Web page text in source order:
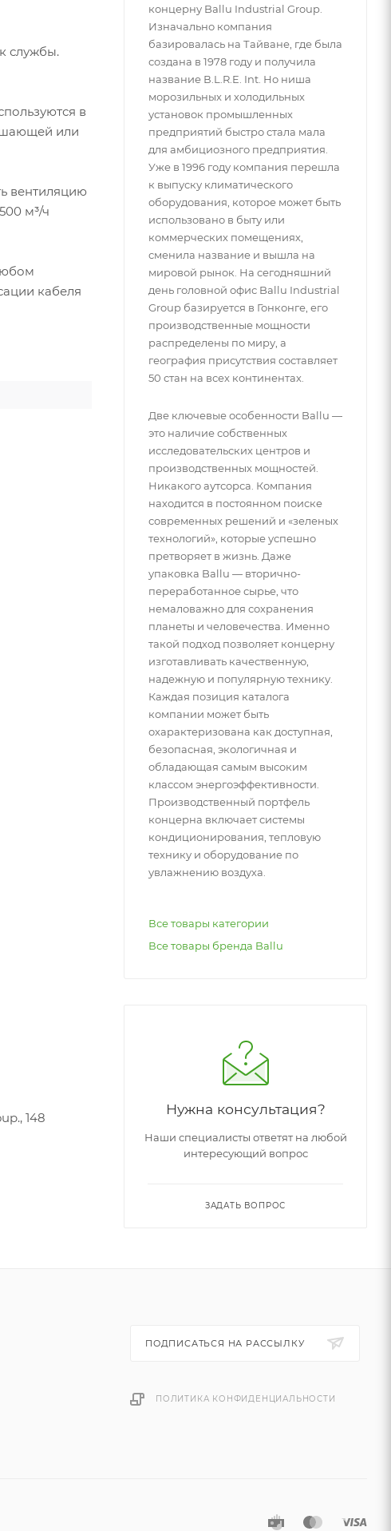
службы.
в
или
вентиляцию
м³/ч
кабеля
148
концерну Ballu Industrial Group.
Изначально компания
базировалась на Тайване, где была
создана в 1978 году и получила
название В.L.R.E. Int. Но ниша
морозильных и холодильных
установок промышленных
предприятий быстро стала мала
для амбициозного предприятия.
Уже в 1996 году компания перешла
к выпуску климатического
оборудования, которое может быть
использовано в быту или
коммерческих помещениях,
сменила название и вышла на
мировой рынок. На сегодняшний
день головной офис Ballu Industrial
Group базируется в Гонконге, его
производственные мощности
распределены по миру, а
география присутствия составляет
50 стан на всех континентах.
Две ключевые особенности Ballu —
это наличие собственных
исследовательских центров и
производственных мощностей.
Никакого аутсорса. Компания
находится в постоянном поиске
современных решений и «зеленых
технологий», которые успешно
претворяет в жизнь. Даже
упаковка Ballu — вторично-
переработанное сырье, что
немаловажно для сохранения
планеты и человечества. Именно
такой подход позволяет концерну
изготавливать качественную,
надежную и популярную технику.
Каждая позиция каталога
компании может быть
охарактеризована как доступная,
безопасная, экологичная и
обладающая самым высоким
классом энергоэффективности.
Производственный портфель
концерна включает системы
кондиционирования, тепловую
технику и оборудование по
увлажнению воздуха.
Все товары категории
Все товары бренда Ballu
Нужна консультация?
Наши специалисты ответят на любой
интересующий вопрос
ЗАДАТЬ ВОПРОС
ПОДПИСАТЬСЯ НА РАССЫЛКУ
ПОЛИТИКА КОНФИДЕНЦИАЛЬНОСТИ